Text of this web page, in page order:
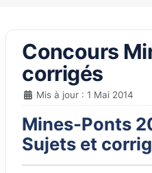
Concours
corrigés
Mis à jour : 1 Mai 2014
Mines-Ponts
Sujets et